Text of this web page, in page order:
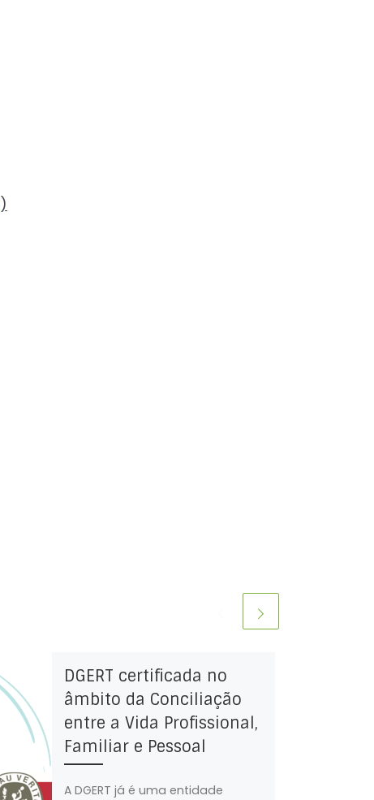
)
DGERT certificada no
âmbito da Conciliação
entre a Vida Profissional,
Familiar e Pessoal
A DGERT já é uma entidade